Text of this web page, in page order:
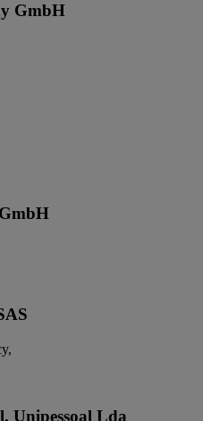
GmbH
Unipessoal Lda